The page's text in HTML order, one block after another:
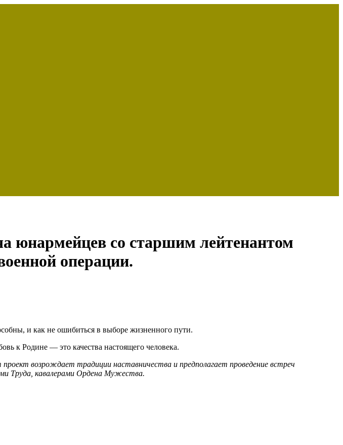
юнармейцев со старшим лейтенантом
операции.
и как не ошибиться в выборе жизненного пути.
к Родине — это качества настоящего человека.
возрождает традиции наставничества и предполагает проведение встреч
Труда, кавалерами Ордена Мужества.